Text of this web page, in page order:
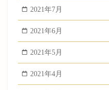
2021年7月
2021年6月
2021年5月
2021年4月